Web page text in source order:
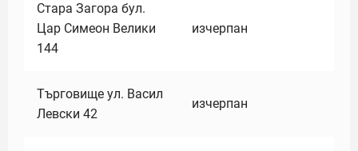
Стара Загора бул.
Цар Симеон Велики
144
изчерпан
Търговище ул. Васил
Левски 42
изчерпан